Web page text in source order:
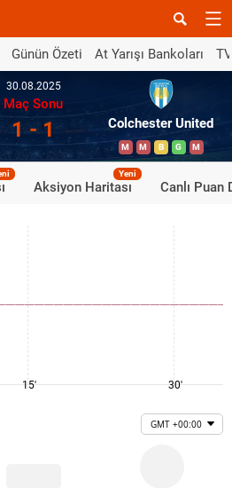
Günün Özeti At Yarışı Bankoları
30.08.2025
Maç Sonu
1 - 1 Colchester United
M M B G M
Aksiyon Haritası
Yeni
Canlı Puan
15' 30'
GMT +00:00